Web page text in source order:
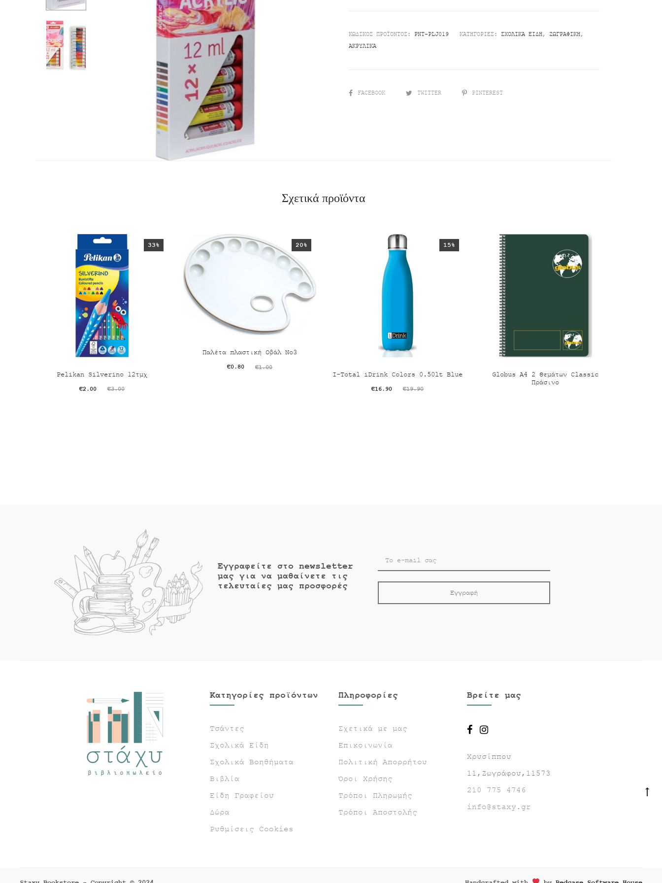
was:
τιμή
€7.00.
ΚΩΔΙΚΌΣ ΠΡΟΪΌΝΤΟΣ: PNT-PLJ019 ΚΑΤΗΓΟΡΊΕΣ: ΣΧΟΛΙΚΆ ΕΊΔΗ, ΖΩΓΡΑΦΙΚΉ,
ΑΚΡΥΛΙΚΆ
SHAREFACEBOOK TWITTER PINTEREST
Σχετικά προϊόντα
33%
Pelikan Silverino 12τμχ
€3.00
Original
€2.00
Η
20%
Παλέτα πλαστική Οβάλ No3
€1.00
Original
€0.80
Η
15%
I-Total iDrink Colors 0.50lt Blue
€19.90
Original
€16.90
Η
Globus Α4 2 Θεμάτων Classic
Πράσινο
Εγγραφείτε στο newsletter
μας για να μαθαίνετε τις
τελευταίες μας προσφορές
Κατηγορίες προϊόντων
Τσάντες
Σχολικά Είδη
Σχολικά Βοηθήματα
Βιβλία
Είδη Γραφείου
Δώρα
Ρυθμίσεις Cookies
Πληροφορίες
Σχετικά με μας
Επικοινωνία
Πολιτική Απορρήτου
Όροι Χρήσης
Τρόποι Πληρωμής
Τρόποι Αποστολής
Βρείτε μας
Χρυσίππου
11,Ζωγράφου,11573
210 775 4746
info@staxy.gr